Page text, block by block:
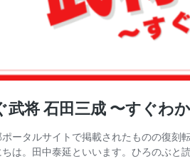
武将 石田三成 〜すぐわ
ータルサイトで掲載されたものの復刻
ちは。田中泰延といいます。ひろのぶ